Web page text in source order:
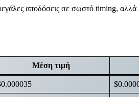
αποδόσεις σε σωστό timing,
Μέση τιμή